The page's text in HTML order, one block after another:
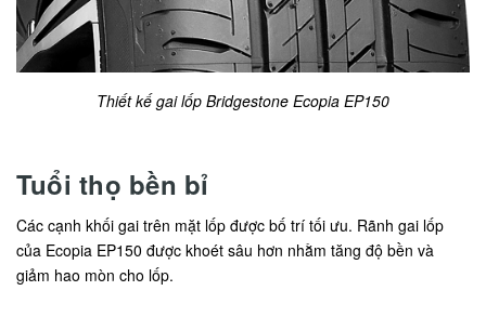
Thiết kế gai lốp Bridgestone Ecopia EP150
Tuổi thọ bền bỉ
Các cạnh khối gai trên mặt lốp được bố trí tối ưu. Rãnh gai lốp
của Ecopia EP150 được khoét sâu hơn nhằm tăng độ bền và
giảm hao mòn cho lốp.